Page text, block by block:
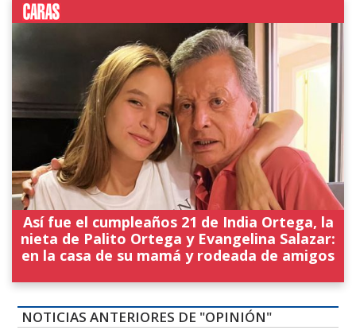
Así fue el cumpleaños 21 de India Ortega, la
nieta de Palito Ortega y Evangelina Salazar:
en la casa de su mamá y rodeada de amigos
NOTICIAS ANTERIORES DE "OPINIÓN"